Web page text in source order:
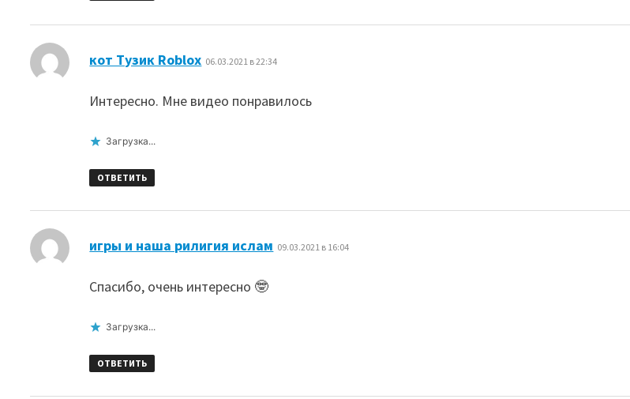
кот Тузик Roblox 06.03.2021 в 22:34
Интересно. Мне видео понравилось
Загрузка...
ОТВЕТИТЬ
игры и наша рилигия ислам 09.03.2021 в 16:04
Спасибо, очень интересно 🤓
Загрузка...
ОТВЕТИТЬ